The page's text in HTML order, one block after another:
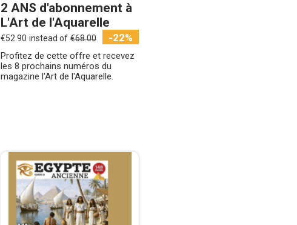
2 ANS d'abonnement à
L'Art de l'Aquarelle
€52.90 instead of €68.00 -22%
Profitez de cette offre et recevez
les 8 prochains numéros du
magazine l'Art de l'Aquarelle.